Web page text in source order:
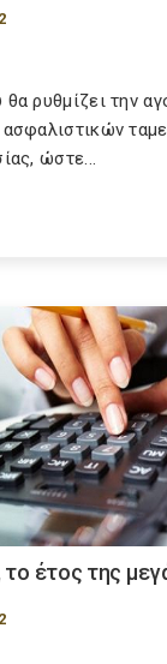
ρυθμίζει την
ώστε...
το έτος της